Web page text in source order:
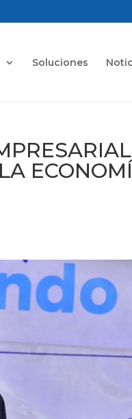
Soluciones